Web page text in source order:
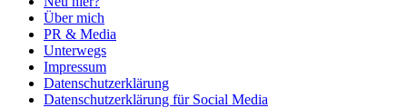
Über mich
PR & Media
Unterwegs
Impressum
Datenschutzerklärung
Datenschutzerklärung für Social Media